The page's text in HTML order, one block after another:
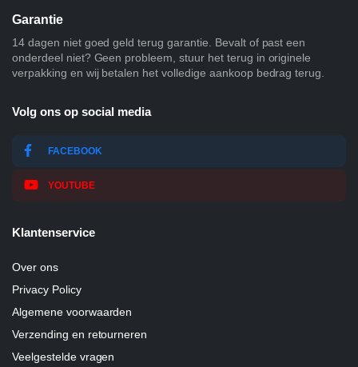
Garantie
14 dagen niet goed geld terug garantie. Bevalt of past een
onderdeel niet? Geen probleem, stuur het terug in originele
verpakking en wij betalen het volledige aankoop bedrag terug.
Volg ons op social media
FACEBOOK
YOUTUBE
Klantenservice
Over ons
Privacy Policy
Algemene voorwaarden
Verzending en retourneren
Veelgestelde vragen